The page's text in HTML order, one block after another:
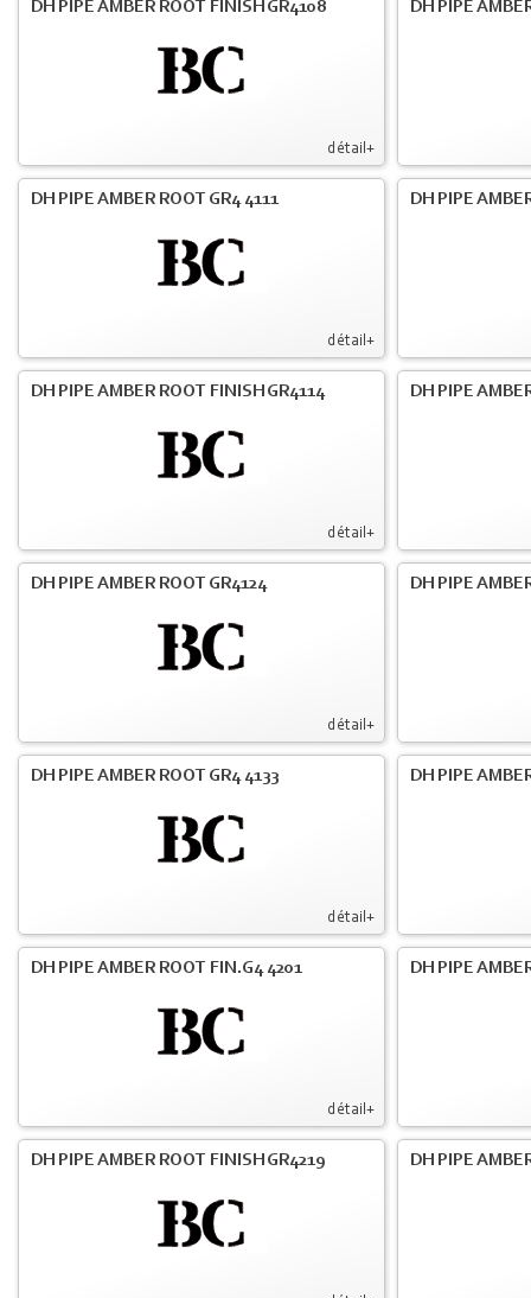
détail+
DH PIPE AMBER ROOT FINISH GR4108 DH PIPE
détail+
DH PIPE AMBER ROOT GR4 4111 DH PIPE
détail+
DH PIPE AMBER ROOT FINISH GR4114 DH PIPE
détail+
DH PIPE AMBER ROOT GR4124 DH PIPE
détail+
DH PIPE AMBER ROOT GR4 4133 DH PIPE
détail+
DH PIPE AMBER ROOT FIN.G4 4201 DH PIPE
DH PIPE AMBER ROOT FINISH GR4219 DH PIPE